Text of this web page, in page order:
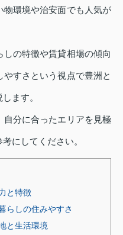
物環境や治安面でも人気が
の特徴や賃貸相場の傾向
すさという視点で豊洲と
ます。
自分に合ったエリアを見極
にしてください。
と特徴
らしの住みやすさ
と生活環境